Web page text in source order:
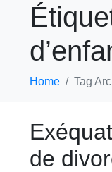
Home Tag
de